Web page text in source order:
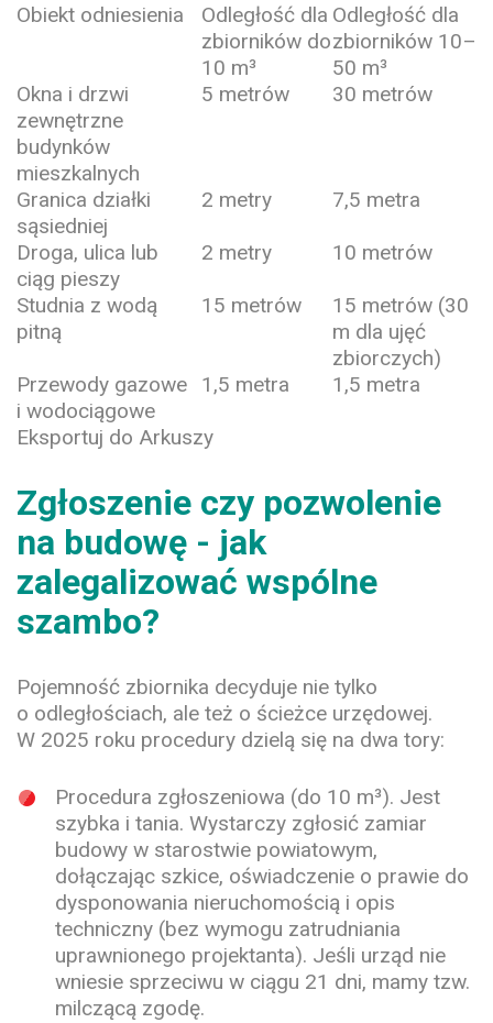
Obiekt odniesienia
Odległość dla
zbiorników do
10 m³
Odległość dla
zbiorników 10–
50 m³
Okna i drzwi
zewnętrzne
budynków
mieszkalnych
5 metrów 30 metrów
Granica działki
sąsiedniej
2 metry 7,5 metra
Droga, ulica lub
ciąg pieszy
2 metry 10 metrów
Studnia z wodą
pitną
15 metrów
15 metrów (30
m dla ujęć
zbiorczych)
Przewody gazowe
i wodociągowe
1,5 metra 1,5 metra
Eksportuj do Arkuszy
Zgłoszenie czy pozwolenie
na budowę - jak
zalegalizować wspólne
szambo?
Pojemność zbiornika decyduje nie tylko
o odległościach, ale też o ścieżce urzędowej.
W 2025 roku procedury dzielą się na dwa tory:
Procedura zgłoszeniowa (do 10 m³). Jest
szybka i tania. Wystarczy zgłosić zamiar
budowy w starostwie powiatowym,
dołączając szkice, oświadczenie o prawie do
dysponowania nieruchomością i opis
techniczny (bez wymogu zatrudniania
uprawnionego projektanta). Jeśli urząd nie
wniesie sprzeciwu w ciągu 21 dni, mamy tzw.
milczącą zgodę.